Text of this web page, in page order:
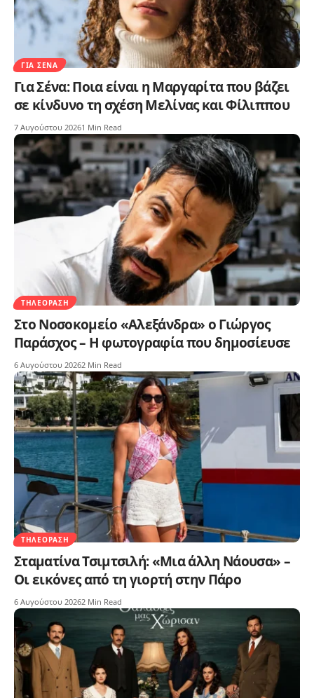
ΓΙΑ ΣΈΝΑ
Για Σένα: Ποια είναι η Μαργαρίτα που βάζει
σε κίνδυνο τη σχέση Μελίνας και Φίλιππου
7 Αυγούστου 20261 Min Read
ΤΗΛΕΌΡΑΣΗ
Στο Νοσοκομείο «Αλεξάνδρα» ο Γιώργος
Παράσχος – Η φωτογραφία που δημοσίευσε
6 Αυγούστου 20262 Min Read
ΤΗΛΕΌΡΑΣΗ
Σταματίνα Τσιμτσιλή: «Μια άλλη Νάουσα» –
Οι εικόνες από τη γιορτή στην Πάρο
6 Αυγούστου 20262 Min Read